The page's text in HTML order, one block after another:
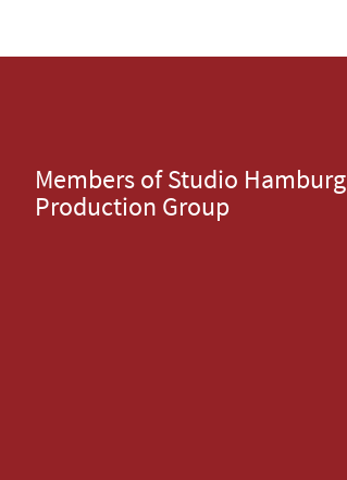
Members of Studio Hamburg
Production Group